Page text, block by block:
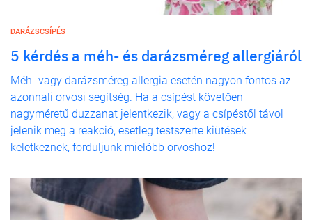
DARÁZSCSÍPÉS
5 kérdés a méh- és darázsméreg allergiáról
Méh- vagy darázsméreg allergia esetén nagyon fontos az
azonnali orvosi segítség. Ha a csípést követően
nagyméretű duzzanat jelentkezik, vagy a csípéstől távol
jelenik meg a reakció, esetleg testszerte kiütések
keletkeznek, forduljunk mielőbb orvoshoz!